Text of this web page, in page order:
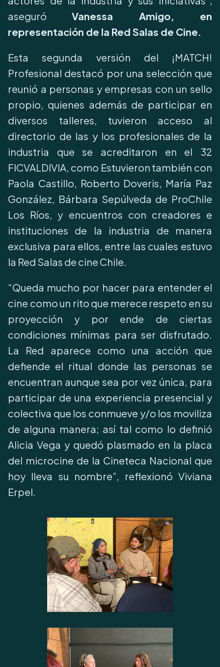
aseguróVanessa Amigo, en
representación de la Red Salas de Cine.
Esta segunda versión del ¡MATCH!
Profesional destacó por una selección que
reunió a personas y empresas con un sello
propio, quienes además de participar en
diversos talleres, tuvieron acceso al
directorio de las y los profesionales de la
industria que se acreditaron en el 32
FICVALDIVIA, como Estuvieron también con
Paola Castillo, Roberto Doveris, María Paz
González, Bárbara Sepúlveda de ProChile
Los Ríos, y encuentros con creadores e
instituciones de la industria de manera
exclusiva para ellos, entre las cuales estuvo
la Red Salas de cine Chile.
“Queda mucho por hacer para entender el
cine como un rito que merece respeto en su
proyección y por ende de ciertas
condiciones mínimas para ser disfrutado.
La Red aparece como una acción que
defiende el ritual donde las personas se
encuentran aunque sea por vez única, para
participar de una experiencia presencial y
colectiva que los conmueve y/o los moviliza
de alguna manera; así tal como lo definió
Alicia Vega y quedó plasmado en la placa
del microcine de la Cineteca Nacional que
hoy lleva su nombre”, reflexionó Viviana
Erpel.